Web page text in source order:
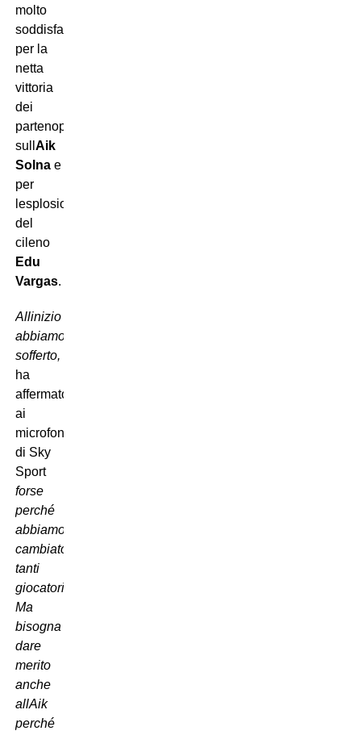
molto
soddisfatto
per la
netta
vittoria
dei
partenopei
sull Aik
Solnae
per
lesplosione
del
cileno
Edu
Vargas.
Allinizio
abbiamo
sofferto,
ha
affermato
ai
microfoni
di Sky
Sport 
forse
perché
abbiamo
cambiato
tanti
giocatori.
Ma
bisogna
dare
merito
anche
allAik
perché